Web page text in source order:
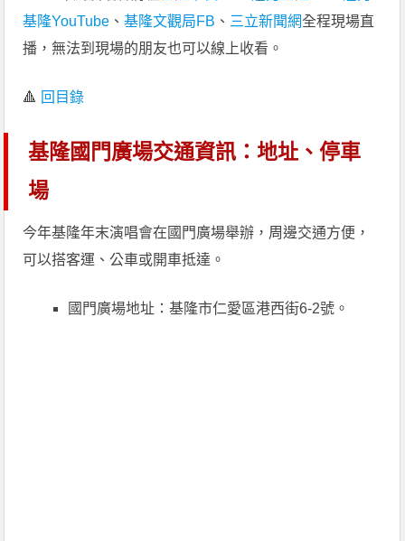
基隆YouTube 、基隆文觀局FB 、 三立新聞網全程現場直
播，無法到現場的朋友也可以線上收看。
🔺 回目錄
基隆國門廣場交通資訊：地址、停車
場
今年基隆年末演唱會在國門廣場舉辦，周邊交通方便，
可以搭客運、公車或開車抵達。
國門廣場地址：基隆市仁愛區港西街6-2號。